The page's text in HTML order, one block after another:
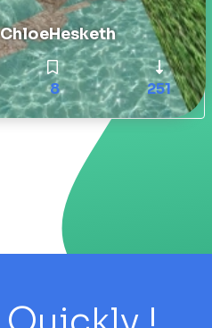
ChloeHesketh
8 251